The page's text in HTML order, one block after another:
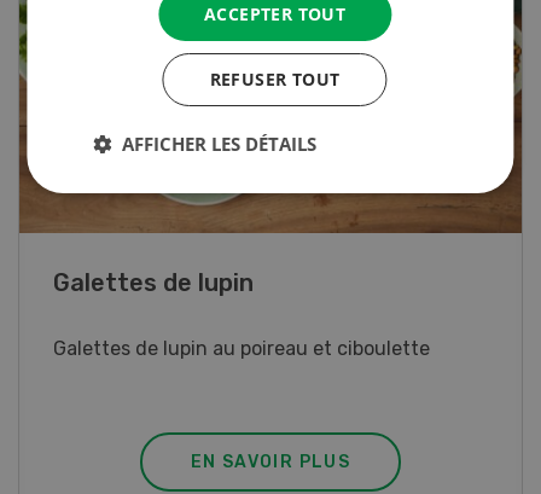
Rouleaux de printemps
Rouleaux de printemps aux poulet
EN SAVOIR PLUS
ACCEPTER TOUT
REFUSER TOUT
AFFICHER LES DÉTAILS